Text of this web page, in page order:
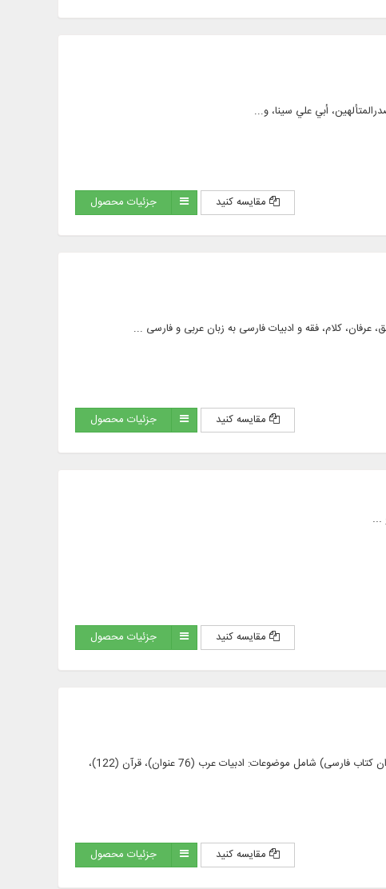
مقایسه کنید جزئیات محصول
مقایسه کنید جزئیات محصول
مقایسه کنید جزئیات محصول
متن کامل 655 عنوان کتاب در 1833 جلد به زبان عربی و فارسی (461 عنوان کتاب عربی و 195 عنوان کتاب فارسی) شامل موضوعات: ادبیات عرب (76 عنوان)، قرآن (122)،
مقایسه کنید جزئیات محصول